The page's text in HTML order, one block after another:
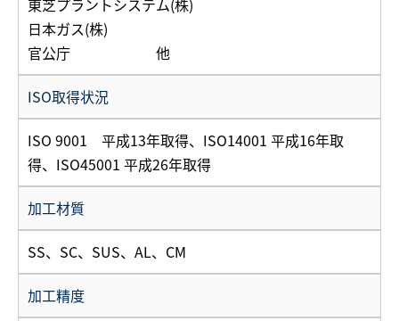
東芝プラントシステム(株)
日本ガス(株)
官公庁 他
ISO取得状況
ISO 9001 平成13年取得、ISO14001 平成16年取
得、ISO45001 平成26年取得
加工材質
SS、SC、SUS、AL、CM
加工精度